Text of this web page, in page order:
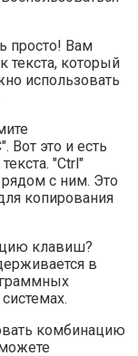
просто! Вам
текста, который
использовать
Вот это и есть
"Ctrl"
рядом с ним. Это
копирования
клавиш?
в
комбинацию